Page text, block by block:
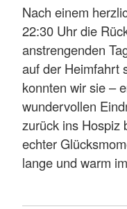
Nach einem
22:30 Uhr die
anstrengenden
auf der Heimfahrt
konnten wir sie –
wundervollen
zurück ins Hospiz
echter
lange und warm